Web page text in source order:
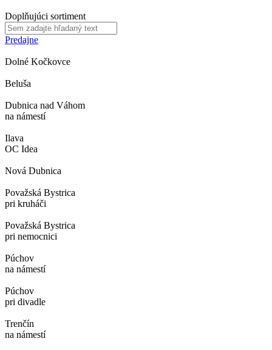
Doplňujúci sortiment
Predajne
Dolné Kočkovce
Beluša
Dubnica nad Váhom
na námestí
Ilava
OC Idea
Nová Dubnica
Považská Bystrica
pri kruháči
Považská Bystrica
pri nemocnici
Púchov
na námestí
Púchov
pri divadle
Trenčín
na námestí